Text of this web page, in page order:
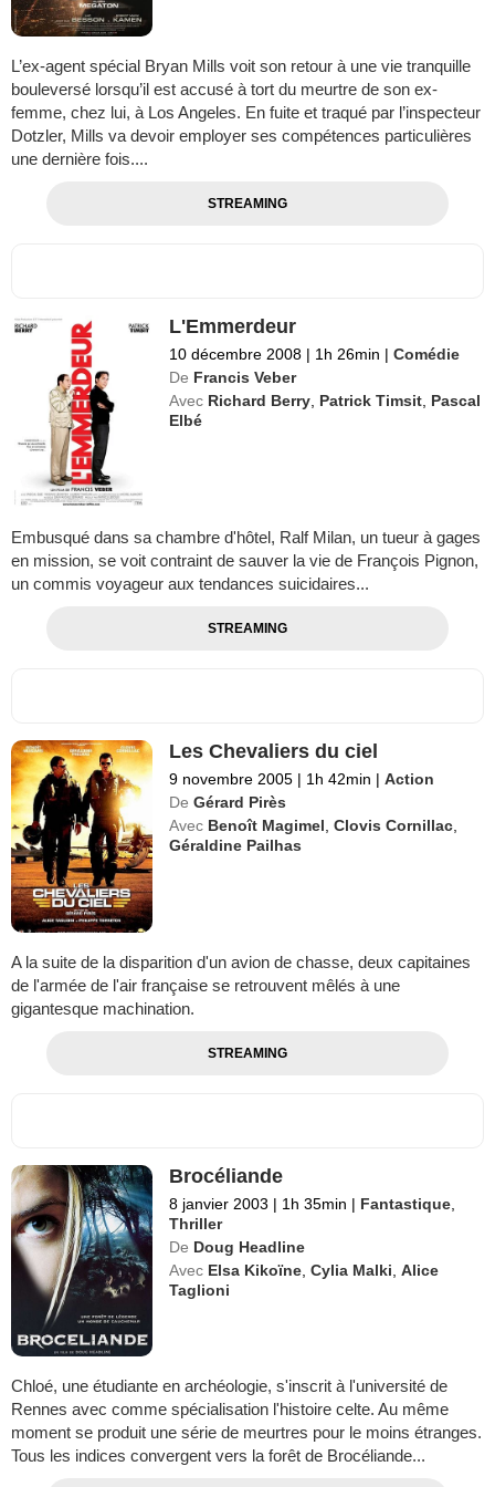
L’ex-agent spécial Bryan Mills voit son retour à une vie tranquille
bouleversé lorsqu’il est accusé à tort du meurtre de son ex-
femme, chez lui, à Los Angeles. En fuite et traqué par l’inspecteur
Dotzler, Mills va devoir employer ses compétences particulières
une dernière fois....
STREAMING
L'Emmerdeur
10 décembre 2008 | 1h 26min | Comédie
De Francis Veber
Avec Richard Berry Patrick Timsit Pascal
Elbé
Embusqué dans sa chambre d'hôtel, Ralf Milan, un tueur à gages
en mission, se voit contraint de sauver la vie de François Pignon,
un commis voyageur aux tendances suicidaires...
STREAMING
Les Chevaliers du ciel
9 novembre 2005 | 1h 42min | Action
De Gérard Pirès
Avec Benoît Magimel ,Clovis Cornillac
Géraldine Pailhas
A la suite de la disparition d'un avion de chasse, deux capitaines
de l'armée de l'air française se retrouvent mêlés à une
gigantesque machination.
STREAMING
Brocéliande
8 janvier 2003 | 1h 35min | Fantastique
Thriller
De Doug Headline
Avec Elsa Kikoïne ,Cylia Malki ,Alice
Taglioni
Chloé, une étudiante en archéologie, s'inscrit à l'université de
Rennes avec comme spécialisation l'histoire celte. Au même
moment se produit une série de meurtres pour le moins étranges.
Tous les indices convergent vers la forêt de Brocéliande...